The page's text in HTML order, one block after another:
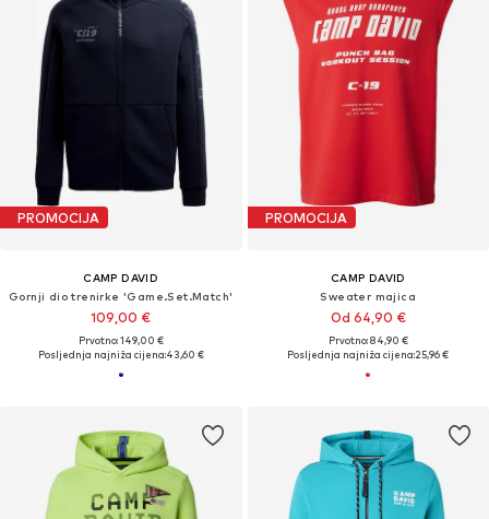
PROMOCIJA
CAMP DAVID
Gornji dio trenirke 'Game.Set.Match'
109,00 €
Prvotno: 149,00 €
Posljednja najniža cijena:43,60 €
PROMOCIJA
CAMP DAVID
Sweater majica
Od 64,90 €
Prvotno: 84,90 €
Posljednja najniža cijena:25,96 €